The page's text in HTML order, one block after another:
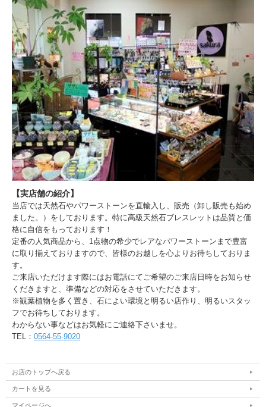
【実店舗の紹介】
当店では天然石やパワーストーンを直輸入し、販売（卸し販売も始め
ました。）をしております。特に高級天然石ブレスレットは品質と価
格に自信をもっております！
定番の人気商品から、1点物の希少でレアなパワーストーンまで豊富
に取り揃えておりますので、皆様のお越しを心よりお待ちしておりま
す。
ご来店いただけます際にはお電話にてご希望のご来店日時をお知らせ
くだきますと、準備などの対応をさせていただきます。
※観葉植物を多く置き、石によい環境と明るい店作り、明るいスタッ
フでお待ちしております。
わからない事などはお気軽にご連絡下さいませ。
TEL： 0564-55-9020
お店のトップへ戻る
カートを見る
マイページへ